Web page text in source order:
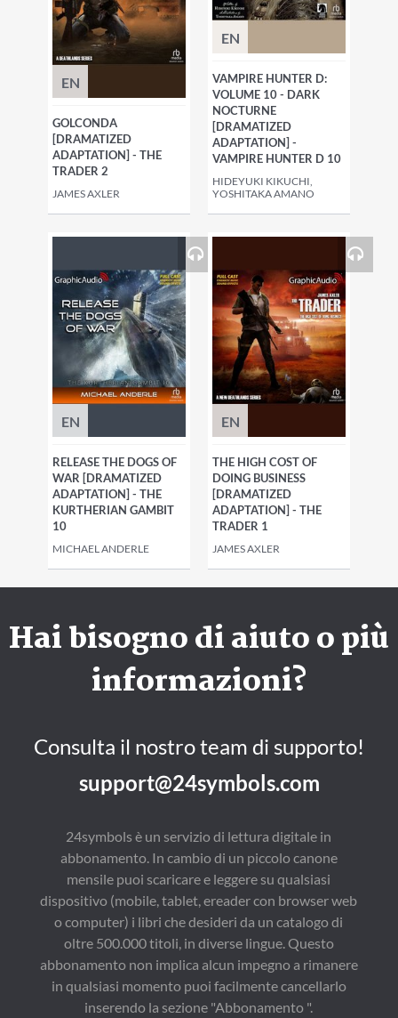
EN
GOLCONDA
[DRAMATIZED
ADAPTATION] - THE
TRADER 2
JAMES AXLER
EN
VAMPIRE HUNTER D:
VOLUME 10 - DARK
NOCTURNE
[DRAMATIZED
ADAPTATION] -
VAMPIRE HUNTER D 10
HIDEYUKI KIKUCHI,
YOSHITAKA AMANO
EN
RELEASE THE DOGS OF
WAR [DRAMATIZED
ADAPTATION] - THE
KURTHERIAN GAMBIT
10
MICHAEL ANDERLE
EN
THE HIGH COST OF
DOING BUSINESS
[DRAMATIZED
ADAPTATION] - THE
TRADER 1
JAMES AXLER
Hai bisogno di aiuto o più
informazioni?
Consulta il nostro team di supporto!
support@24symbols.com
24symbols è un servizio di lettura digitale in
abbonamento. In cambio di un piccolo canone
mensile puoi scaricare e leggere su qualsiasi
dispositivo (mobile, tablet, ereader con browser web
o computer) i libri che desideri da un catalogo di
oltre 500.000 titoli, in diverse lingue. Questo
abbonamento non implica alcun impegno a rimanere
in qualsiasi momento puoi facilmente cancellarlo
inserendo la sezione "Abbonamento ".